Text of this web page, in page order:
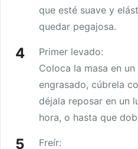
que esté suave y
quedar pegajosa.
Primer levado:
Coloca la masa en
engrasado, cúbrela
déjala reposar en un
hora, o hasta que
Freír: